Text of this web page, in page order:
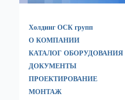
Холдинг ОСК групп
О КОМПАНИИ
КАТАЛОГ ОБОРУДОВАНИЯ
ДОКУМЕНТЫ
ПРОЕКТИРОВАНИЕ
МОНТАЖ